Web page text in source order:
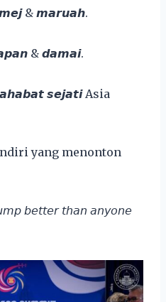
& 𝙢𝙖𝙧𝙪𝙖𝙝.
& 𝙙𝙖𝙢𝙖𝙞.
𝙨𝙚𝙟𝙖𝙩𝙞 Asia
yang menonton
𝘣𝘦𝘵𝘵𝘦𝘳 𝘵𝘩𝘢𝘯 𝘢𝘯𝘺𝘰𝘯𝘦